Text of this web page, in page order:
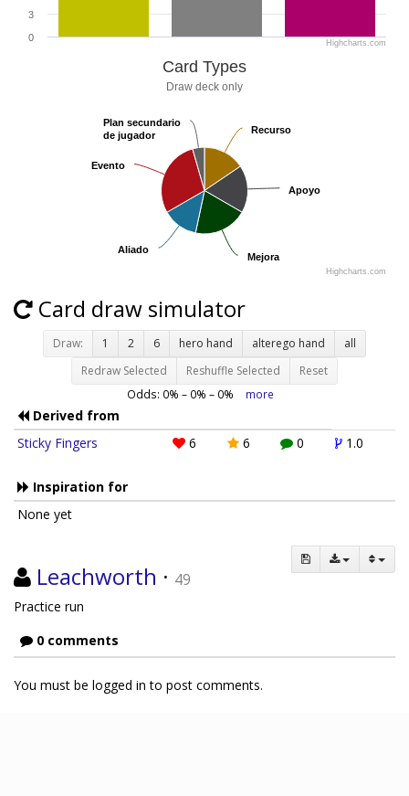
0
3
Highcharts.com
Card Types
Draw deck only
Recurso
Recurso
Apoyo
Apoyo
Mejora
Mejora
Aliado
Aliado
Evento
Evento
Plan secundario
de jugador
Plan secundario
de jugador
Highcharts.com
Card draw simulator
Draw: 1 2 6 hero hand alterego hand
all
Redraw Selected
Reshuffle Selected Reset
Odds: 0% – 0% – 0% more
Derived from
Sticky Fingers
6 6 0 1.0
Inspiration for
None yet
Leachworth · 49
Practice run
0 comments
You must be logged in to post comments.